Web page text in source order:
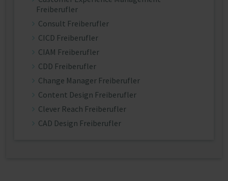
Freiberufler
Consult Freiberufler
CICD Freiberufler
CIAM Freiberufler
CDD Freiberufler
Change Manager Freiberufler
Content Design Freiberufler
Clever Reach Freiberufler
CAD Design Freiberufler